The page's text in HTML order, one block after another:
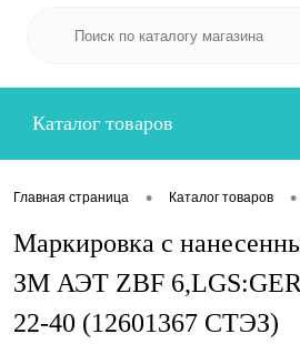
Каталог товаров
Главная страница • Каталог товаров •
Маркировка с
ЗМ АЭТ ZBF
22-40 (12601367 СТЭЗ)